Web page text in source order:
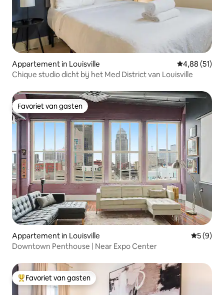
Appartement in Louisville Gemiddelde
4,88 (51)
Chique studio dicht bij het Med District van Louisville
Favoriet van gasten
Favoriet van gasten
Appartement in Louisville
5 (9)
Downtown Penthouse | Near Expo Center
Topfavoriet van gasten
Favoriet van gasten